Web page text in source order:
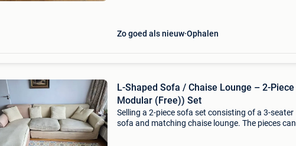
Zo goed als nieuw Ophalen
L-Shaped Sofa / Chaise Lounge – 2-Piece
Modular (Free)) Set
Selling a 2-piece sofa set consisting of a 3-seater
sofa and matching chaise lounge. The pieces can